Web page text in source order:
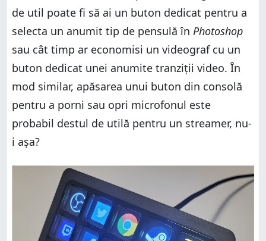
de util poate fi să ai un buton dedicat pentru a
selecta un anumit tip de pensulă în Photoshop
sau cât timp ar economisi un videograf cu un
buton dedicat unei anumite tranziții video. În
mod similar, apăsarea unui buton din consolă
pentru a porni sau opri microfonul este
probabil destul de utilă pentru un streamer, nu-
i așa?